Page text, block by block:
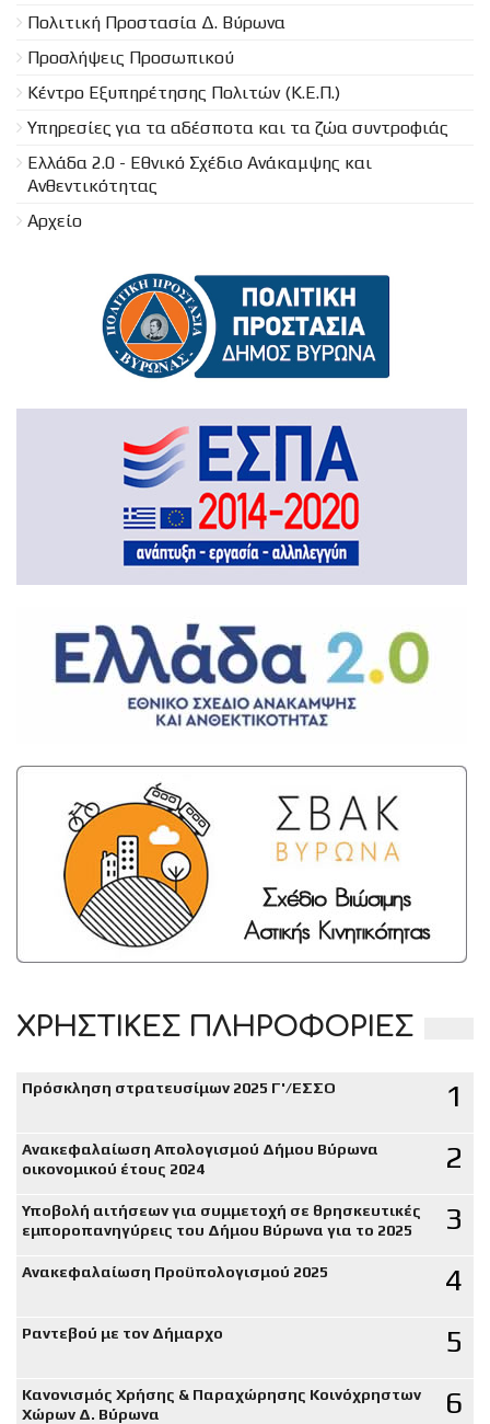
Πολιτική Προστασία Δ. Βύρωνα
Προσλήψεις Προσωπικού
Κέντρο Εξυπηρέτησης Πολιτών (Κ.Ε.Π.)
Υπηρεσίες για τα αδέσποτα και τα ζώα συντροφιάς
Ελλάδα 2.0 - Εθνικό Σχέδιο Ανάκαμψης και
Ανθεντικότητας
Αρχείο
ΧΡΗΣΤΙΚΕΣ ΠΛΗΡΟΦΟΡΙΕΣ
Πρόσκληση στρατευσίμων 2025 Γ'/ΕΣΣΟ 1
Ανακεφαλαίωση Απολογισμού Δήμου Βύρωνα
οικονομικού έτους 2024
2
Υποβολή αιτήσεων για συμμετοχή σε θρησκευτικές
εμποροπανηγύρεις του Δήμου Βύρωνα για το 2025
3
Ανακεφαλαίωση Προϋπολογισμού 2025 4
Ραντεβού με τον Δήμαρχο 5
Κανονισμός Χρήσης & Παραχώρησης Κοινόχρηστων
Χώρων Δ. Βύρωνα
6